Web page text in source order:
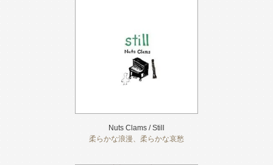
Nuts Clams / Still
柔らかな浪漫、柔らかな哀愁